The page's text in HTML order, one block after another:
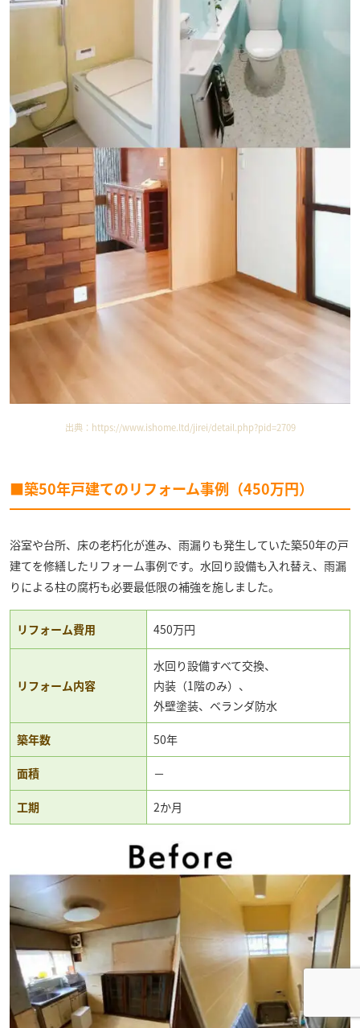
出典： https://www.ishome.ltd/jirei/detail.php?pid=2709
■築50年戸建てのリフォーム事例（450万円）
浴室や台所、床の老朽化が進み、雨漏りも発生していた築50年の戸
建てを修繕したリフォーム事例です。水回り設備も入れ替え、雨漏
りによる柱の腐朽も必要最低限の補強を施しました。
リフォーム費用 450万円
リフォーム内容
水回り設備すべて交換、
内装（1階のみ）、
外壁塗装、ベランダ防水
築年数 50年
面積 －
工期 2か月